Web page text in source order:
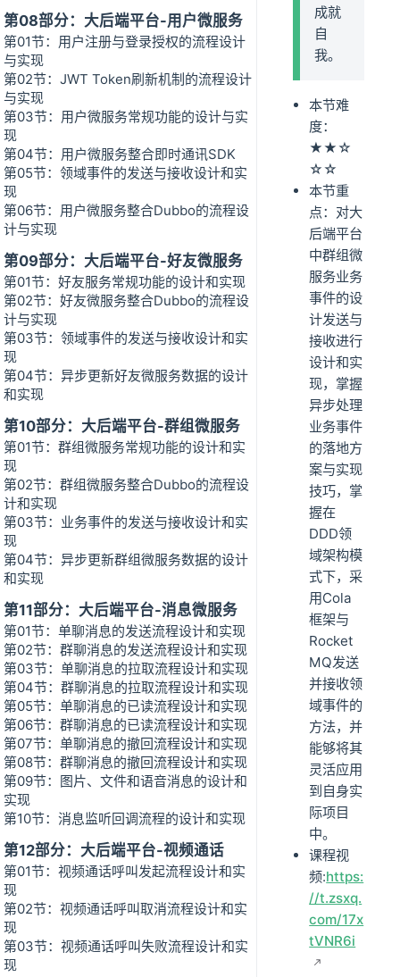
第08部分：大后端平台-用户微服务
第01节：用户注册与登录授权的流程设计
与实现
第02节：JWT Token刷新机制的流程设计
与实现
第03节：用户微服务常规功能的设计与实
现
第04节：用户微服务整合即时通讯SDK
第05节：领域事件的发送与接收设计和实
现
第06节：用户微服务整合Dubbo的流程设
计与实现
第09部分：大后端平台-好友微服务
第01节：好友服务常规功能的设计和实现
第02节：好友微服务整合Dubbo的流程设
计与实现
第03节：领域事件的发送与接收设计和实
现
第04节：异步更新好友微服务数据的设计
和实现
第10部分：大后端平台-群组微服务
第01节：群组微服务常规功能的设计和实
现
第02节：群组微服务整合Dubbo的流程设
计和实现
第03节：业务事件的发送与接收设计和实
现
第04节：异步更新群组微服务数据的设计
和实现
第11部分：大后端平台-消息微服务
第01节：单聊消息的发送流程设计和实现
第02节：群聊消息的发送流程设计和实现
第03节：单聊消息的拉取流程设计和实现
第04节：群聊消息的拉取流程设计和实现
第05节：单聊消息的已读流程设计和实现
第06节：群聊消息的已读流程设计和实现
第07节：单聊消息的撤回流程设计和实现
第08节：群聊消息的撤回流程设计和实现
第09节：图片、文件和语音消息的设计和
实现
第10节：消息监听回调流程的设计和实现
第12部分：大后端平台-视频通话
第01节：视频通话呼叫发起流程设计和实
现
第02节：视频通话呼叫取消流程设计和实
现
第03节：视频通话呼叫失败流程设计和实
现
成就
自
我。
本节难
度：
★★☆
☆☆
本节重
点：对大
后端平台
中群组微
服务业务
事件的设
计发送与
接收进行
设计和实
现，掌握
异步处理
业务事件
的落地方
案与实现
技巧，掌
握在
DDD领
域架构模
式下，采
用Cola
框架与
Rocket
MQ发送
并接收领
域事件的
方法，并
能够将其
灵活应用
到自身实
际项目
中。
课程视
频:https:
//t.zsxq.
com/17x
tVNR6i